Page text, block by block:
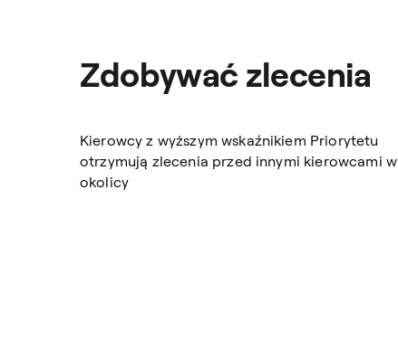
Zdobywać zlecenia
Kierowcy z wyższym wskaźnikiem Priorytetu
otrzymują zlecenia przed innymi kierowcami w
okolicy